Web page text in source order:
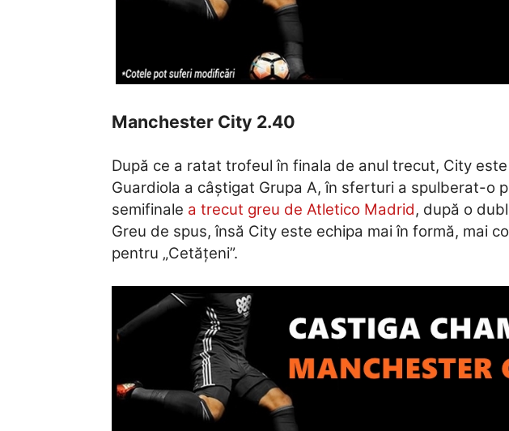
Manchester City 2.40
După ce a ratat trofeul în finala de anul trecut, City
Guardiola a câștigat Grupa A, în sferturi a spulberat-o
semifinale a trecut greu de Atletico Madrid, după o
Greu de spus, însă City este echipa mai în formă, mai
pentru „Cetățeni”.